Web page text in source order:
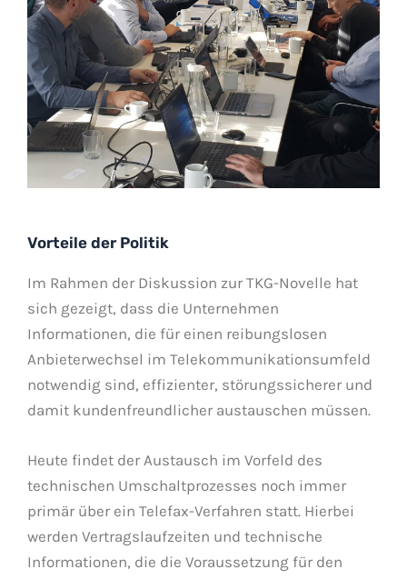
Vorteile der Politik
Im Rahmen der Diskussion zur TKG-Novelle hat
sich gezeigt, dass die Unternehmen
Informationen, die für einen reibungslosen
Anbieterwechsel im Telekommunikationsumfeld
notwendig sind, effizienter, störungssicherer und
damit kundenfreundlicher austauschen müssen.
Heute findet der Austausch im Vorfeld des
technischen Umschaltprozesses noch immer
primär über ein Telefax-Verfahren statt. Hierbei
werden Vertragslaufzeiten und technische
Informationen, die die Voraussetzung für den